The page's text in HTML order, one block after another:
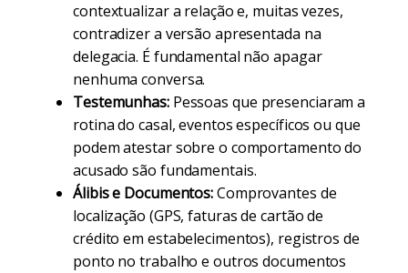
contextualizar a relação e, muitas vezes,
contradizer a versão apresentada na
delegacia. É fundamental não apagar
nenhuma conversa.
Testemunhas:Pessoas que presenciaram a
rotina do casal, eventos específicos ou que
podem atestar sobre o comportamento do
acusado são fundamentais.
Álibis e Documentos:Comprovantes de
localização (GPS, faturas de cartão de
crédito em estabelecimentos), registros de
ponto no trabalho e outros documentos